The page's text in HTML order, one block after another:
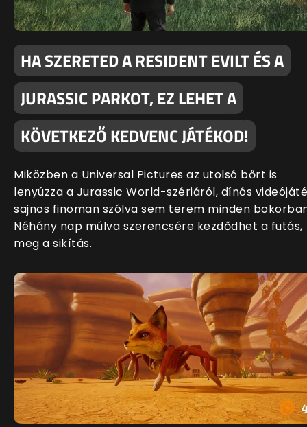
HA SZERETED A RESIDENT EVILT ÉS A
JURASSIC PARKOT, EZ LEHET A
KÖVETKEZŐ KEDVENC JÁTÉKOD!
Miközben a Universal Pictures az utolsó bőrt is
lenyúzza a Jurassic World-szériáról, dínós
sajnos finoman szólva sem terem minden
Néhány nap múlva szerencsére kezdődhet a futás,
meg a sikítás.